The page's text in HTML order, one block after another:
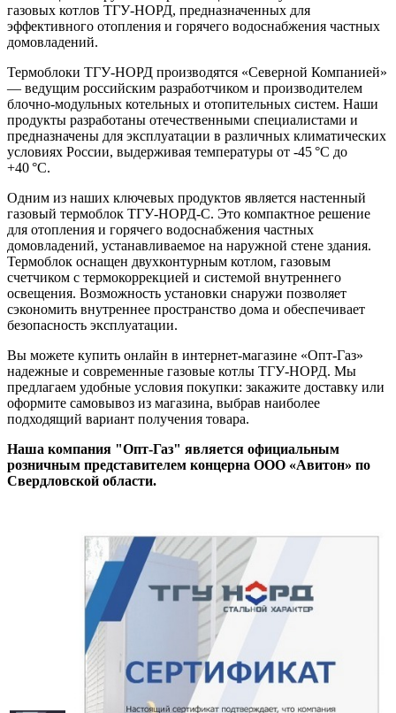
газовых котлов ТГУ-НОРД, предназначенных для
эффективного отопления и горячего водоснабжения частных
домовладений.
Термоблоки ТГУ-НОРД производятся «Северной Компанией»
— ведущим российским разработчиком и производителем
блочно-модульных котельных и отопительных систем. Наши
продукты разработаны отечественными специалистами и
предназначены для эксплуатации в различных климатических
условиях России, выдерживая температуры от -45 °C до
+40 °C.
Одним из наших ключевых продуктов является настенный
газовый термоблок ТГУ-НОРД-С. Это компактное решение
для отопления и горячего водоснабжения частных
домовладений, устанавливаемое на наружной стене здания.
Термоблок оснащен двухконтурным котлом, газовым
счетчиком с термокоррекцией и системой внутреннего
освещения. Возможность установки снаружи позволяет
сэкономить внутреннее пространство дома и обеспечивает
безопасность эксплуатации.
Вы можете купить онлайн в интернет-магазине «Опт-Газ»
надежные и современные газовые котлы ТГУ-НОРД. Мы
предлагаем удобные условия покупки: закажите доставку или
оформите самовывоз из магазина, выбрав наиболее
подходящий вариант получения товара.
Наша компания "Опт-Газ" является официальным
розничным представителем концерна ООО «Авитон» по
Свердловской области.